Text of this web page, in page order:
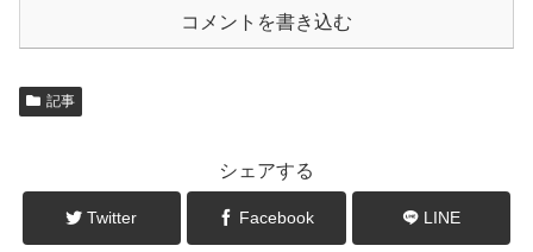
コメントを書き込む
記事
シェアする
Twitter Facebook LINE